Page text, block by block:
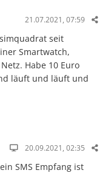
21.07.2021, 07:59
seit
Smartwatch,
Habe 10 Euro
läuft und läuft und
20.09.2021, 02:35
SMS Empfang ist